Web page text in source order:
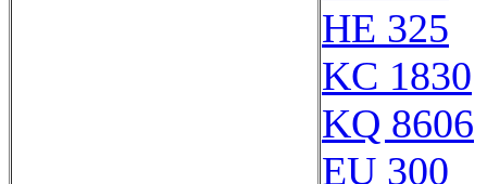
HE 325
KC 1830
KQ 8606
EU 300